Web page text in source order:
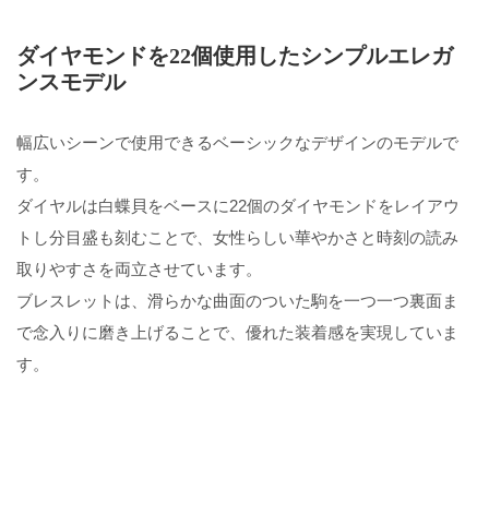
ダイヤモンドを22個使用したシンプルエレガ
ンスモデル
幅広いシーンで使用できるベーシックなデザインのモデルで
す。
ダイヤルは白蝶貝をベースに22個のダイヤモンドをレイアウ
トし分目盛も刻むことで、女性らしい華やかさと時刻の読み
取りやすさを両立させています。
ブレスレットは、滑らかな曲面のついた駒を一つ一つ裏面ま
で念入りに磨き上げることで、優れた装着感を実現していま
す。